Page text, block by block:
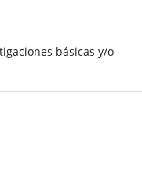
básicas y/o